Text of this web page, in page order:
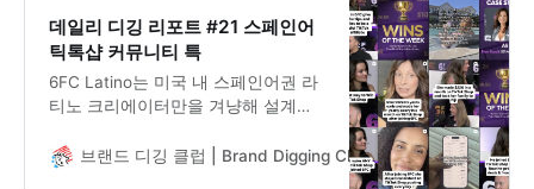
진 건 단 2명뿐이에요 스페인 소비자
는 개별 제품이 아니라 ”풀 루틴 세
트”를 사요 — 아시아 시장과 정반대
패턴이에요
데일리 디깅 리포트 #21 스페인어
틱톡샵 커뮤니티 특
6FC Latino는 미국 내 스페인어권 라
티노 크리에이터만을 겨냥해 설계된
예요. 기존 영어 중심의 6FC에서 언어
브랜드 디깅 클럽 | Brand Digging Club 미민지 usamminz